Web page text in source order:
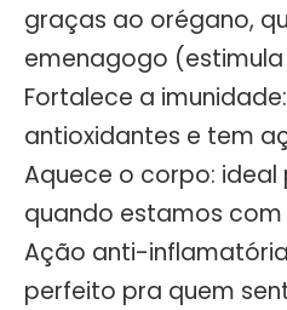
graças ao orégano,
emenagogo
Fortalece a
antioxidantes e tem
Aquece o corpo: ideal
quando estamos
Ação anti-
perfeito pra quem